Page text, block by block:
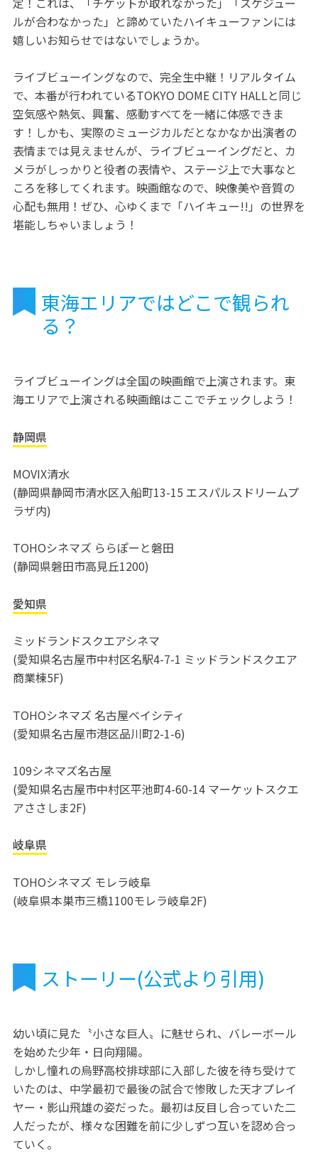
ルが合わなかった」と諦めていたハイキューファンには
嬉しいお知らせではないでしょうか。
ライブビューイングなので、完全生中継！リアルタイム
で、本番が行われているTOKYO DOME CITY HALLと同じ
空気感や熱気、興奮、感動すべてを一緒に体感できま
す！しかも、実際のミュージカルだとなかなか出演者の
表情までは見えませんが、ライブビューイングだと、カ
メラがしっかりと役者の表情や、ステージ上で大事なと
ころを移してくれます。映画館なので、映像美や音質の
心配も無用！ぜひ、心ゆくまで「ハイキュー!!」の世界を
堪能しちゃいましょう！
東海エリアではどこで観られ
る？
ライブビューイングは全国の映画館で上演されます。東
海エリアで上演される映画館はここでチェックしよう！
静岡県
MOVIX清水
(静岡県静岡市清水区入船町13-15 エスパルスドリームプ
ラザ内)
TOHOシネマズ ららぽーと磐田
(静岡県磐田市高見丘1200)
愛知県
ミッドランドスクエアシネマ
(愛知県名古屋市中村区名駅4-7-1 ミッドランドスクエア
商業棟5F)
TOHOシネマズ 名古屋ベイシティ
(愛知県名古屋市港区品川町2-1-6)
109シネマズ名古屋
(愛知県名古屋市中村区平池町4-60-14 マーケットスクエ
アささしま2F)
岐阜県
TOHOシネマズ モレラ岐阜
(岐阜県本巣市三橋1100モレラ岐阜2F)
ストーリー(公式より引用)
幼い頃に見た〝小さな巨人〟に魅せられ、バレーボール
を始めた少年・日向翔陽。
しかし憧れの烏野高校排球部に入部した彼を待ち受けて
いたのは、中学最初で最後の試合で惨敗した天才プレイ
ヤー・影山飛雄の姿だった。最初は反目し合っていた二
人だったが、様々な困難を前に少しずつ互いを認め合っ
ていく。